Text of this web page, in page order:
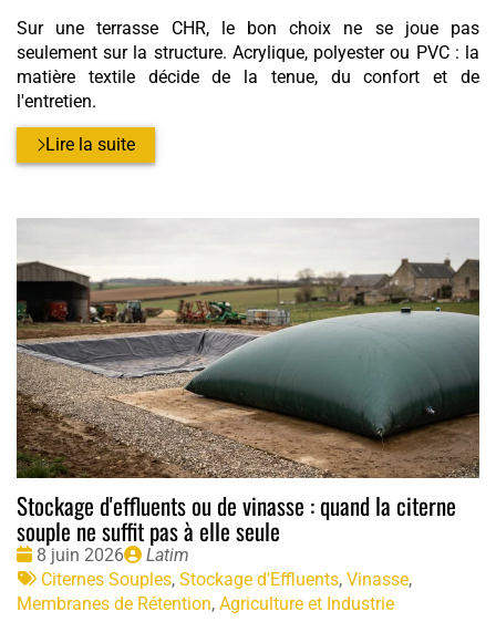
Sur une terrasse CHR, le bon choix ne se joue pas
seulement sur la structure. Acrylique, polyester ou PVC : la
matière textile décide de la tenue, du confort et de
l'entretien.
Lire la suite
Stockage d'effluents ou de vinasse : quand la citerne
souple ne suffit pas à elle seule
Date
:
8 juin 2026
Publié
par
Latim
Tags
:
Citernes Souples, Stockage d'Effluents, Vinasse,
Membranes de Rétention, Agriculture et Industrie